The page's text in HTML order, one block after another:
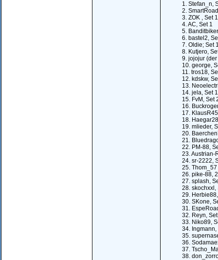
1. Stefan_n,
2.
3. ZOK , Set 1
4. AC, Set 1
5.
6. bastel2,
7. Oldie; Set
8. Kutjero,
9. jojojur (der
10. george,
11. tros18,
12. kdskw,
13.
14. jela, Set 1
15. FvM, Set
16.
17.
18.
19. mlieder,
20.
21.
22. PM-88,
23. Austrian-
24. sr-2222,
25. Thom_57
26. pike-88,
27. splash,
28. skochxxl,
29.
30. SKone,
31.
32. Reyn,
33. Niko89,
34. Ingmann,
35.
36.
37.
38.